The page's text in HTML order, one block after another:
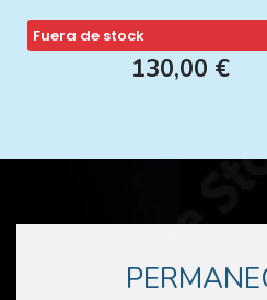
Fuera de stock
130,00 €